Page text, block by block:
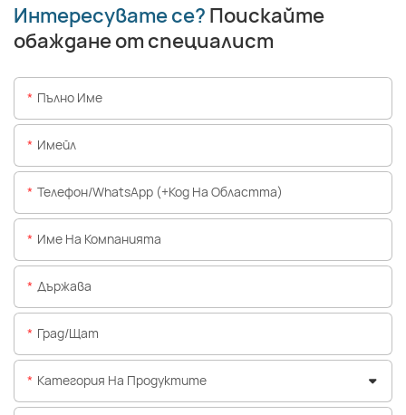
Интересувате се? Поискайте
обаждане от специалист
Пълно Име
Имейл
Телефон/WhatsApp (+Код На Областта)
Име На Компанията
Държава
Град/щат
Категория На Продуктите